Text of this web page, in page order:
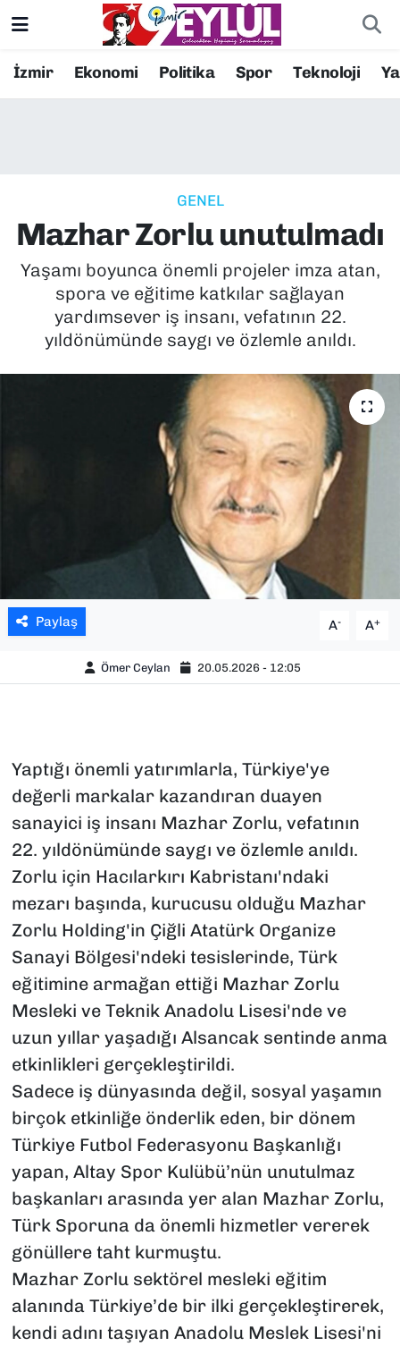
İzmir Ekonomi Politika Spor Teknoloji
GENEL
Mazhar Zorlu unutulmadı
Yaşamı boyunca önemli projeler imza atan,
spora ve eğitime katkılar sağlayan
yardımsever iş insanı, vefatının 22.
yıldönümünde saygı ve özlemle anıldı.
Paylaş A- A+
Ömer Ceylan 20.05.2026 - 12:05
Yaptığı önemli yatırımlarla, Türkiye'ye
değerli markalar kazandıran duayen
sanayici iş insanı Mazhar Zorlu, vefatının
22. yıldönümünde saygı ve özlemle anıldı.
Zorlu için Hacılarkırı Kabristanı'ndaki
mezarı başında, kurucusu olduğu Mazhar
Zorlu Holding'in Çiğli Atatürk Organize
Sanayi Bölgesi'ndeki tesislerinde, Türk
eğitimine armağan ettiği Mazhar Zorlu
Mesleki ve Teknik Anadolu Lisesi'nde ve
uzun yıllar yaşadığı Alsancak sentinde anma
etkinlikleri gerçekleştirildi.
Sadece iş dünyasında değil, sosyal yaşamın
birçok etkinliğe önderlik eden, bir dönem
Türkiye Futbol Federasyonu Başkanlığı
yapan, Altay Spor Kulübü’nün unutulmaz
başkanları arasında yer alan Mazhar Zorlu,
Türk Sporuna da önemli hizmetler vererek
gönüllere taht kurmuştu.
Mazhar Zorlu sektörel mesleki eğitim
alanında Türkiye’de bir ilki gerçekleştirerek,
kendi adını taşıyan Anadolu Meslek Lisesi'ni
Resmi İlanlar
EKONOMİ
KÜLTÜR SANAT
MAGAZİN
YAŞAM
YEREL YÖNETİMLER
Konak Nöbetçi Eczaneler
Süper Lig Puan Durumu ve Fikstür
Tüm Manşetler
Son Dakika Haberleri
Haber Arşivi